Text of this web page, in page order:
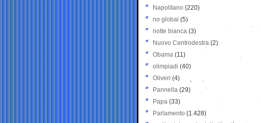
Napolitano (220)
no global (5)
notte bianca (3)
Nuovo Centrodestra (2)
Obama (11)
olimpiadi (40)
Oliveri (4)
Pannella (29)
Papa (33)
Parlamento (1.428)